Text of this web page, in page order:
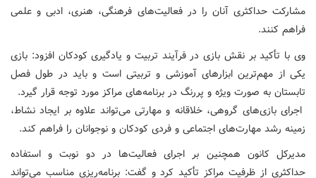
مشارکت حداکثری آنان را در فعالیت‌های فرهنگی، هنری، ادبی و علمی
فراهم کنند.
وی با تأکید بر نقش بازی در فرآیند تربیت و یادگیری کودکان افزود: بازی
یکی از مهم‌ترین ابزارهای آموزشی و تربیتی است و باید در طول فصل
تابستان به صورت ویژه و پررنگ در برنامه‌های مراکز مورد توجه قرار گیرد.
اجرای بازی‌های گروهی، خلاقانه و مهارتی می‌تواند علاوه بر ایجاد نشاط،
زمینه رشد مهارت‌های اجتماعی و فردی کودکان و نوجوانان را فراهم کند.
مدیرکل کانون همچنین بر اجرای فعالیت‌ها در دو نوبت و استفاده
حداکثری از ظرفیت مراکز تأکید کرد و گفت: برنامه‌ریزی مناسب می‌تواند